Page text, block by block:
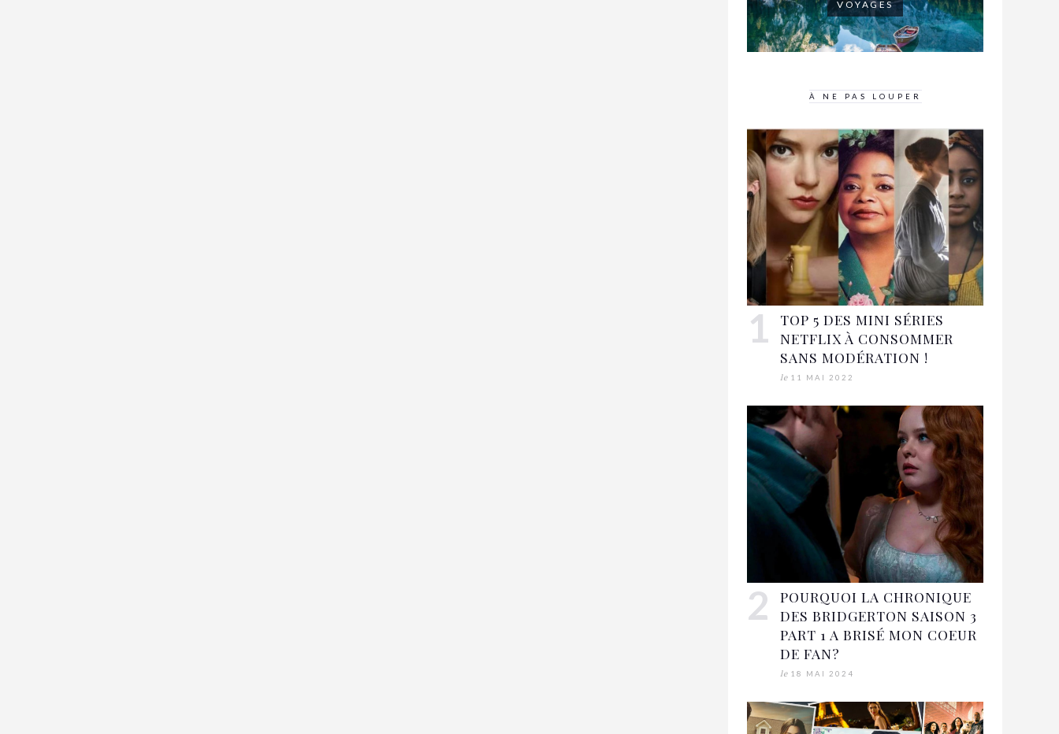
VOYAGES
À NE PAS LOUPER
TOP 5 DES MINI SÉRIES
NETFLIX À CONSOMMER
SANS MODÉRATION !
le 11 MAI 2022
POURQUOI LA CHRONIQUE
DES BRIDGERTON SAISON 3
PART 1 A BRISÉ MON COEUR
DE FAN?
le 18 MAI 2024